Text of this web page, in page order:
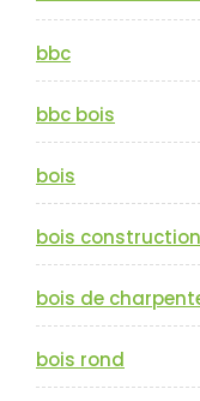
bbc
bbc bois
bois
bois construction
bois de
bois rond